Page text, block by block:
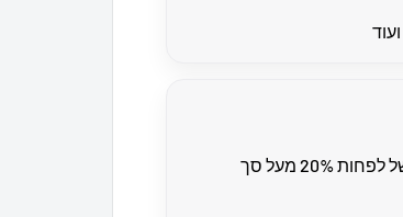
מומלץ לבחור ספק עם מרווח של לפחות 20% מעל סך